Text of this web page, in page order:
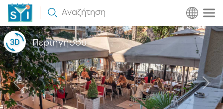
Αναζήτηση
Πως
Λειτουργεί
Περιηγήσου
Προηγούμενο